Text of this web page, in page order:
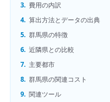
3. 費用の内訳
4. 算出方法とデータの出典
5. 群馬県の特徴
6. 近隣県との比較
7. 主要都市
8. 群馬県の関連コスト
9. 関連ツール